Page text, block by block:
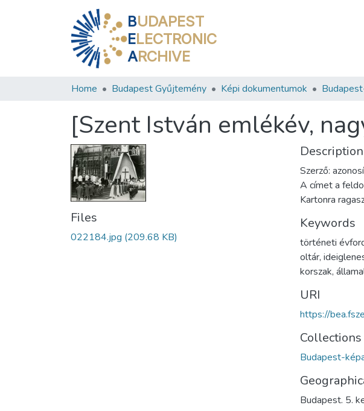
BUDAPEST
ELECTRONIC
ARCHIVE
Home Budapest Gyűjtemény Képi dokumentumok
[Szent István emlékév,
Files
022184.jpg (209.68 KB)
Description
Szerző:
A címet a
Kartonra
Keywords
történeti
oltár,
korszak,
URI
https://
Collections
Budapest-
Budapest. 5.